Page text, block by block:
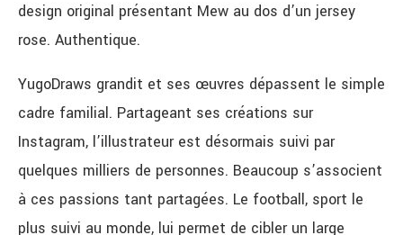
design original présentant Mew au dos d’un jersey
rose. Authentique.
YugoDraws grandit et ses œuvres dépassent le simple
cadre familial. Partageant ses créations sur
Instagram, l’illustrateur est désormais suivi par
quelques milliers de personnes. Beaucoup s’associent
à ces passions tant partagées. Le football, sport le
plus suivi au monde, lui permet de cibler un large